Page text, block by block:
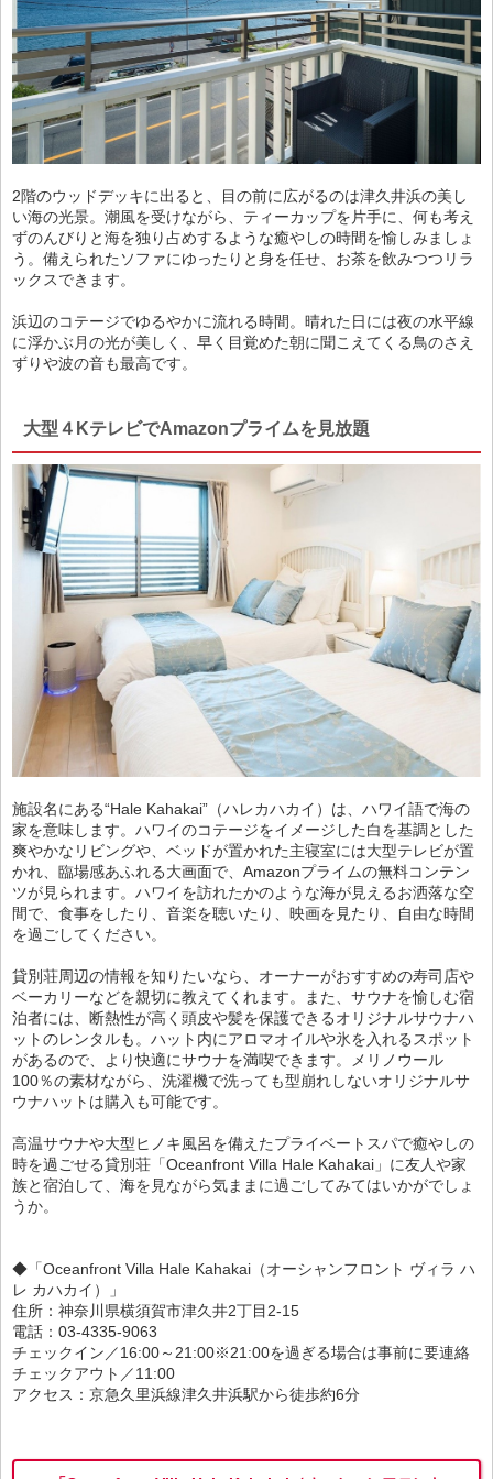
2階のウッドデッキに出ると、目の前に広がるのは津久井浜の美し
い海の光景。潮風を受けながら、ティーカップを片手に、何も考え
ずのんびりと海を独り占めするような癒やしの時間を愉しみましょ
う。備えられたソファにゆったりと身を任せ、お茶を飲みつつリラ
ックスできます。
浜辺のコテージでゆるやかに流れる時間。晴れた日には夜の水平線
に浮かぶ月の光が美しく、早く目覚めた朝に聞こえてくる鳥のさえ
ずりや波の音も最高です。
大型４KテレビでAmazonプライムを見放題
施設名にある“Hale Kahakai”（ハレカハカイ）は、ハワイ語で海の
家を意味します。ハワイのコテージをイメージした白を基調とした
爽やかなリビングや、ベッドが置かれた主寝室には大型テレビが置
かれ、臨場感あふれる大画面で、Amazonプライムの無料コンテン
ツが見られます。ハワイを訪れたかのような海が見えるお洒落な空
間で、食事をしたり、音楽を聴いたり、映画を見たり、自由な時間
を過ごしてください。
貸別荘周辺の情報を知りたいなら、オーナーがおすすめの寿司店や
ベーカリーなどを親切に教えてくれます。また、サウナを愉しむ宿
泊者には、断熱性が高く頭皮や髪を保護できるオリジナルサウナハ
ットのレンタルも。ハット内にアロマオイルや氷を入れるスポット
があるので、より快適にサウナを満喫できます。メリノウール
100％の素材ながら、洗濯機で洗っても型崩れしないオリジナルサ
ウナハットは購入も可能です。
高温サウナや大型ヒノキ風呂を備えたプライベートスパで癒やしの
時を過ごせる貸別荘「Oceanfront Villa Hale Kahakai」に友人や家
族と宿泊して、海を見ながら気ままに過ごしてみてはいかがでしょ
うか。
◆「Oceanfront Villa Hale Kahakai（オーシャンフロント ヴィラ ハ
レ カハカイ）」
住所：神奈川県横須賀市津久井2丁目2-15
電話：03-4335-9063
チェックイン／16:00～21:00※21:00を過ぎる場合は事前に要連絡
チェックアウト／11:00
アクセス：京急久里浜線津久井浜駅から徒歩約6分